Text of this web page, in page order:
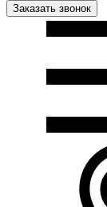
Заказать звонок